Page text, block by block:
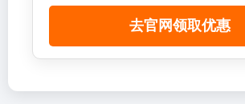
去官网领取优惠